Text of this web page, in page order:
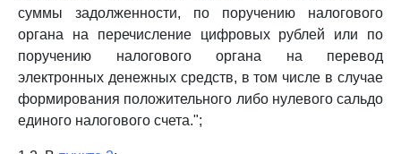
суммы задолженности, по поручению налогового
органа на перечисление цифровых рублей или по
поручению налогового органа на перевод
электронных денежных средств, в том числе в случае
формирования положительного либо нулевого сальдо
единого налогового счета.";